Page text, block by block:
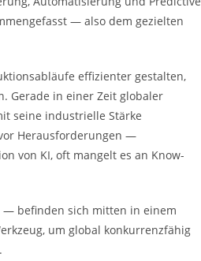
— also dem gezielten
effizienter gestalten,
Gerade in einer Zeit globaler
seine industrielle Stärke
Herausforderungen —
von KI, oft mangelt es an Know-
— befinden sich mitten in einem
um global konkurrenzfähig